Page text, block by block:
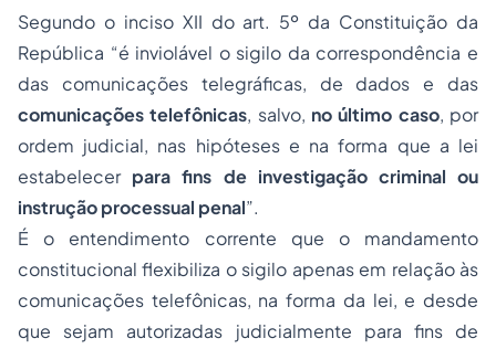
Segundo o inciso XII do art. 5º da Constituição da
República “é inviolável o sigilo da correspondência e
das comunicações telegráficas, de dados e das
comunicações telefônicas, salvo, no último caso, por
ordem judicial, nas hipóteses e na forma que a lei
estabelecer para fins de investigação criminal ou
instrução processual penal”.
É o entendimento corrente que o mandamento
constitucional flexibiliza o sigilo apenas em relação às
comunicações telefônicas, na forma da lei, e desde
que sejam autorizadas judicialmente para fins de